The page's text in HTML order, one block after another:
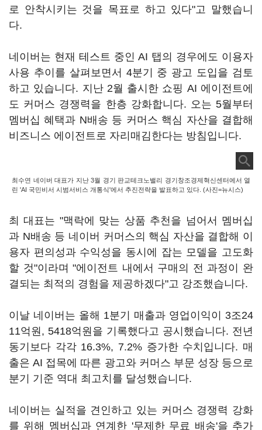
로 안착시키는 것을 목표로 하고 있다"고 말했습니
다.
네이버는 현재 테스트 중인 AI 탭의 경우에도 이용자
사용 추이를 살펴보면서 4분기 중 광고 도입을 검토
하고 있습니다. 지난 2월 출시한 쇼핑 AI 에이전트에
도 커머스 경쟁력을 한층 강화합니다. 오는 5월부터
멤버십 혜택과 N배송 등 커머스 핵심 자산을 결합해
비즈니스 에이전트로 자리매김한다는 방침입니다.
최수연 네이버 대표가 지난 3월 경기 판교테크노밸리 경기창조경제혁신센터에서 열
린 'AI 국민비서 시범서비스 개통식'에서 추진전략을 발표하고 있다. (사진=뉴시스)
최 대표는 "맥락에 맞는 상품 추천을 넘어서 멤버십
과 N배송 등 네이버 커머스의 핵심 자산을 결합해 이
용자 편의성과 수익성을 동시에 잡는 모델을 고도화
할 것"이라며 "에이전트 내에서 구매의 전 과정이 완
결되는 최적의 경험을 제공하겠다"고 강조했습니다.
이날 네이버는 올해 1분기 매출과 영업이익이 3조24
11억원, 5418억원을 기록했다고 공시했습니다. 전년
동기보다 각각 16.3%, 7.2% 증가한 수치입니다. 매
출은 AI 접목에 따른 광고와 커머스 부문 성장 등으로
분기 기준 역대 최고치를 달성했습니다.
네이버는 실적을 견인하고 있는 커머스 경쟁력 강화
를 위해 멤버십과 연계한 '무제한 무료 배송'을 추가